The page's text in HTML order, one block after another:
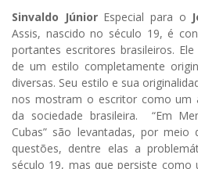
Sinvaldo JúniorEspecial para o
Assis, nascido no século 19, é
portantes escritores brasileiros.
de um estilo completamente
diversas. Seu estilo e sua
nos mostram o escritor como um
da sociedade brasileira. “Em
Cubas” são levantadas, por meio
questões, dentre elas a
século 19, mas que persiste como